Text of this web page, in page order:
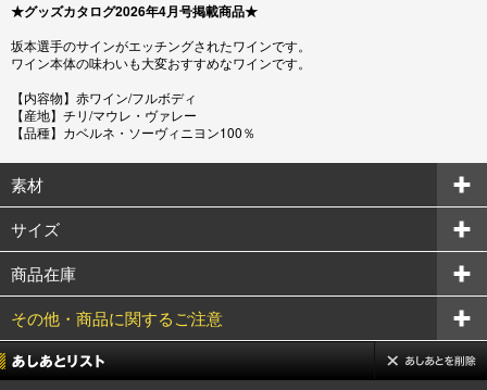
★グッズカタログ2026年4月号掲載商品★
坂本選手のサインがエッチングされたワインです。
ワイン本体の味わいも大変おすすめなワインです。
【内容物】赤ワイン/フルボディ
【産地】チリ/マウレ・ヴァレー
【品種】カベルネ・ソーヴィニヨン100％
素材
サイズ
商品在庫
その他・商品に関するご注意